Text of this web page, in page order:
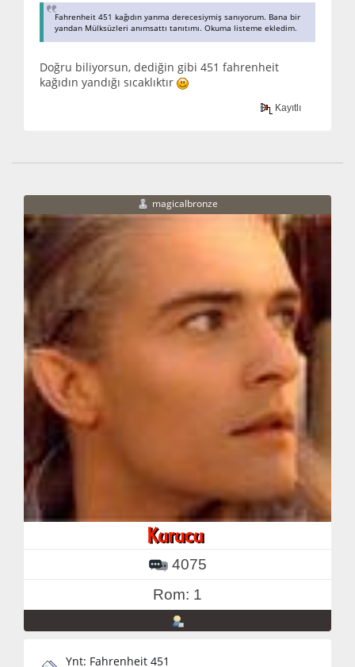
Fahrenheit 451 kağıdın yanma derecesiymiş sanıyorum. Bana bir
yandan Mülksüzleri anımsattı tanıtımı. Okuma listeme ekledim.
Doğru biliyorsun, dediğin gibi 451 fahrenheit
kağıdın yandığı sıcaklıktır
Kayıtlı
magicalbronze
4075
Rom: 1
Ynt: Fahrenheit 451